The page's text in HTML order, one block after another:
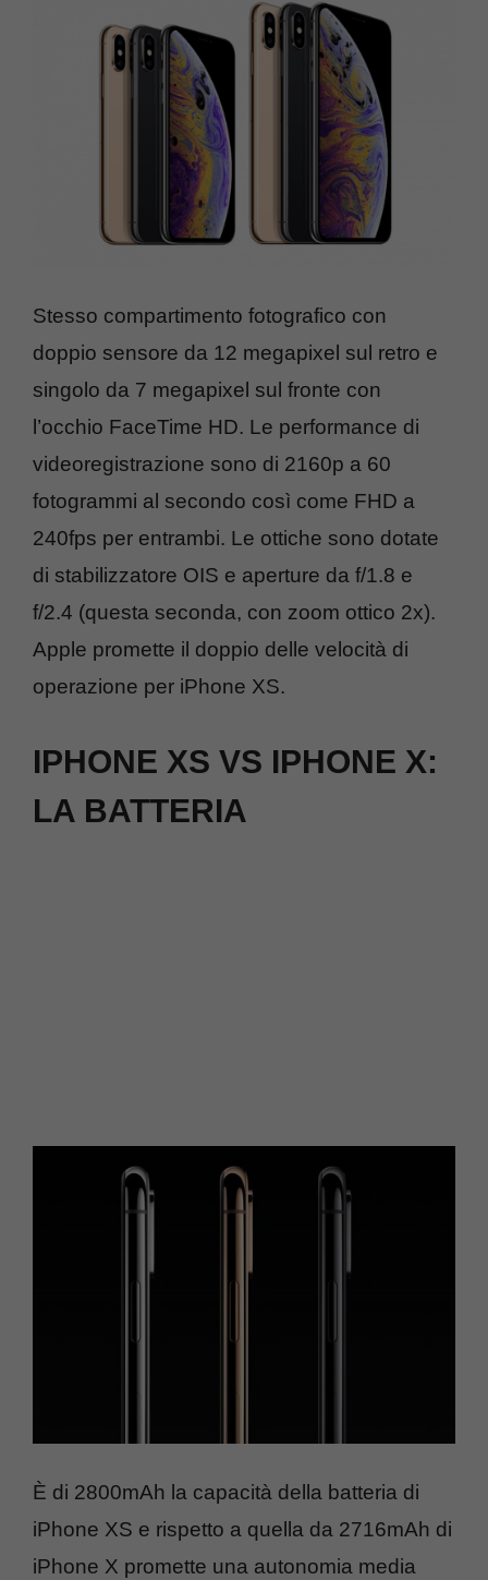
Stesso compartimento fotografico con
doppio sensore da 12 megapixel sul retro e
singolo da 7 megapixel sul fronte con
l’occhio FaceTime HD. Le performance di
videoregistrazione sono di 2160p a 60
fotogrammi al secondo così come FHD a
240fps per entrambi. Le ottiche sono dotate
di stabilizzatore OIS e aperture da f/1.8 e
f/2.4 (questa seconda, con zoom ottico 2x).
Apple promette il doppio delle velocità di
operazione per iPhone XS.
IPHONE XS VS IPHONE X:
LA BATTERIA
È di 2800mAh la capacità della batteria di
iPhone XS e rispetto a quella da 2716mAh di
iPhone X promette una autonomia media